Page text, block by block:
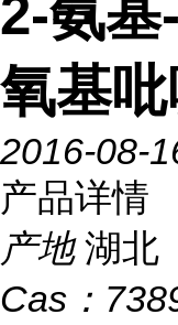
2-氨基
氧基
2016-08-
产品详情
产地 湖北
Cas：